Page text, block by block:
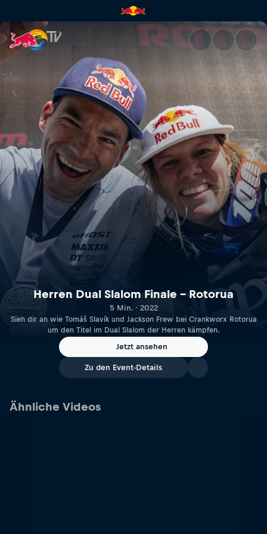
Herren Dual Slalom Finale –
Herren Dual Slalom Finale – Rotorua
5 Min. · 2022
Sieh dir an wie Tomáš Slavík und Jackson Frew bei Crankworx Rotorua
um den Titel im Dual Slalom der Herren kämpfen.
Jetzt ansehen
Zu den Event-Details
Ähnliche Videos